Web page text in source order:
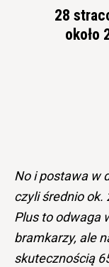
28
około
No i postawa w
czyli średnio ok.
Plus to odwaga
bramkarzy, ale
skutecznością